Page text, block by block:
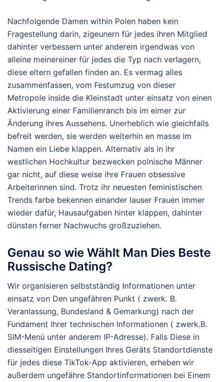
Nachfolgende Damen within Polen haben kein
Fragestellung darin, zigeunern für jedes ihren Mitglied
dahinter verbessern unter anderem irgendwas von
alleine meinereiner für jedes die Typ nach verlagern,
diese eltern gefallen finden an. Es vermag alles
zusammenfassen, vom Festumzug von dieser
Metropole inside die Kleinstadt unter einsatz von einen
Aktivierung einer Familienranch bis im eimer zur
Änderung ihres Aussehens. Unerheblich wie gleichfalls
befreit werden, sie werden weiterhin en masse im
Namen ein Liebe klappen. Alternativ als in ihr
westlichen Hochkultur bezwecken polnische Männer
gar nicht, auf diese weise ihre Frauen obsessive
Arbeiterinnen sind. Trotz ihr neuesten feministischen
Trends farbe bekennen einander lauser Frauen immer
wieder dafür, Hausaufgaben hinter klappen, dahinter
dünsten ferner Nachwuchs großzuziehen.
Genau so wie Wählt Man Dies Beste
Russische Dating?
Wir organisieren selbstständig Informationen unter
einsatz von Den ungefähren Punkt ( zwerk. B.
Veranlassung, Bundesland & Gemarkung) nach der
Fundament Ihrer technischen Informationen ( zwerk.B.
SIM-Menü unter anderem IP-Adresse). Falls Diese in
diesseitigen Einstellungen Ihres Geräts Standortdienste
für jedes diese TikTok-App aktivieren, erheben wir
außerdem ungefähre Standortinformationen bei Einem